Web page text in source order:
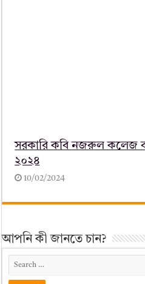
সরকারি কবি নজরুল কলেজ
২০২৪
10/02/2024
আপনি কী জানতে চান?